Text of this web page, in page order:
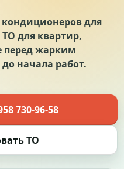
кондиционеров для
для квартир,
перед жарким
начала работ.
730-96-58
ТО